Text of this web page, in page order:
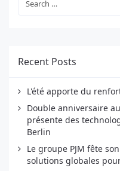
Recent Posts
L'été apporte du
Double anniversaire
présente des
Berlin
Le groupe PJM fête
solutions globales